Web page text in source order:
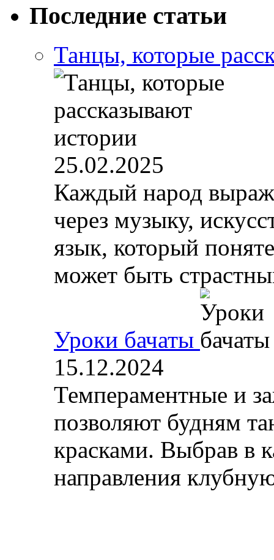
Последние статьи
Танцы, которые
25.02.2025
Каждый народ
через музыку,
язык, который
может быть
Уроки бачаты
15.12.2024
Темпераментные и
позволяют будням
красками. Выбрав в
направления